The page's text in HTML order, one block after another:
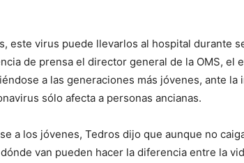
este virus puede llevarlos al hospital durante
de prensa el director general de la OMS, el
a las generaciones más jóvenes, ante la
sólo afecta a personas ancianas.
a los jóvenes, Tedros dijo que aunque no
van pueden hacer la diferencia entre la